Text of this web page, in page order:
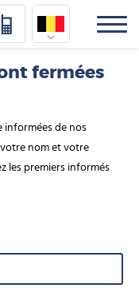
Français
Vlaams
fermées
informées de nos
nom et votre
les premiers informés